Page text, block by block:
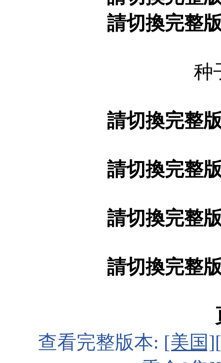
請切換完整
种
請切換完整
請切換完整
請切換完整
請切換完整
查看完整版本: [美国